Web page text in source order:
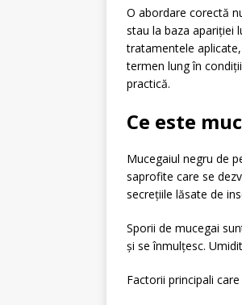
O abordare corectă
stau la baza apariției
tratamentele
termen lung în
practică.
Ce este
Mucegaiul negru de
saprofite care se
secrețiile lăsate de
Sporii de mucegai
și se înmulțesc.
Factorii principali